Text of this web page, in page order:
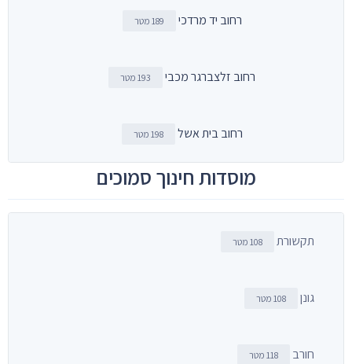
רחוב יד מרדכי 189 מטר
רחוב זלצברגר מכבי 193 מטר
רחוב בית אשל 198 מטר
מוסדות חינוך סמוכים
תקשורת 108 מטר
גונן 108 מטר
חורב 118 מטר